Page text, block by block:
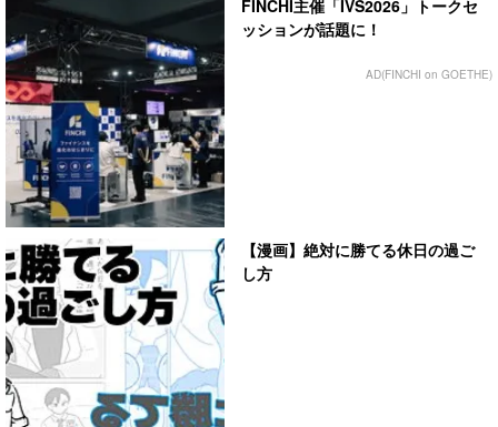
FINCHI主催「IVS2026」トークセ
ッションが話題に！
AD(FINCHI on GOETHE)
【漫画】絶対に勝てる休日の過ご
し方